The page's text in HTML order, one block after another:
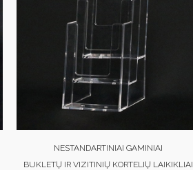
NESTANDARTINIAI GAMINIAI
BUKLETŲ IR VIZITINIŲ KORTELIŲ LAIKIKLIAI